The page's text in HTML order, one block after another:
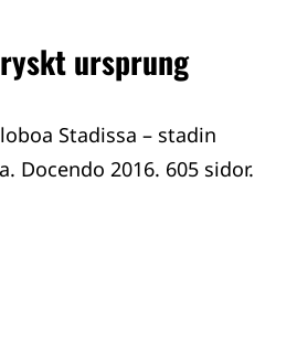
ursprung
Stadissa – stadin
Docendo 2016. 605 sidor.